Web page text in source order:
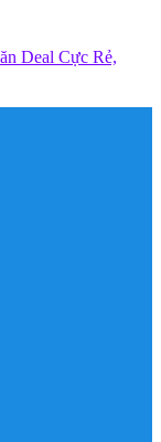
Deal Cực Rẻ,